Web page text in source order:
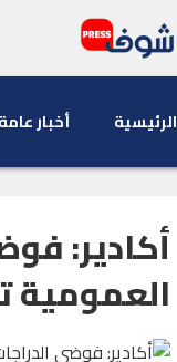
الرئيسية أخبار عامة
أكادير:
العمومية